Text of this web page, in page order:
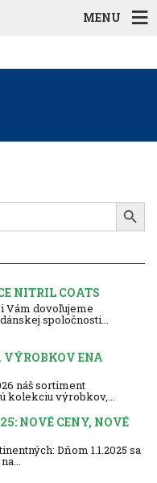
MENU
Search Button
NITRIL COATS
Vám dovoľujeme
spoločnosti...
VÝROBKOV ENA
náš sortiment
kolekciu výrobkov,...
NOVÉ CENY, NOVÉ
Dňom 1.1.2025 sa